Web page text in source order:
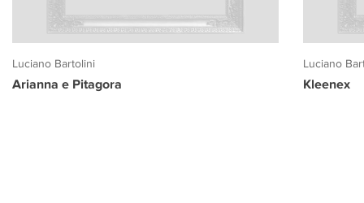
Luciano Bartolini
Arianna e Pitagora
Luciano
Kleenex